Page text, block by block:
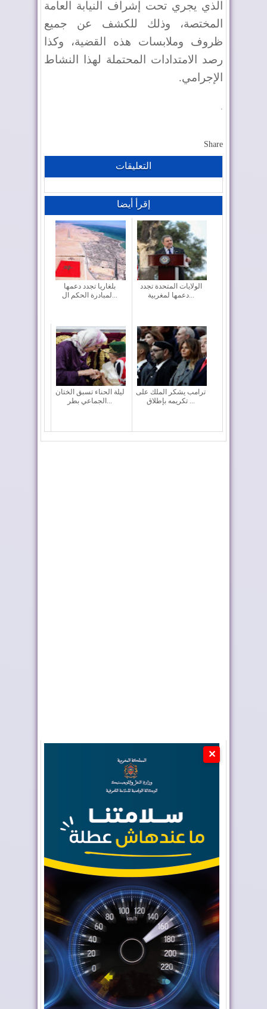
الذي يجري تحت إشراف النيابة العامة
المختصة، وذلك للكشف عن جميع
ظروف وملابسات هذه القضية، وكذا
رصد الامتدادات المحتملة لهذا النشاط
الإجرامي.
Share
التعليقات
إقرأ أيضا
بلغاريا تجدد دعمها
لمبادرة الحكم ال...
الولايات المتحدة تجدد
دعمها لمغربية...
ليلة الحناء تسبق الختان
الجماعي بطر...
ترامب يشكر الملك على
تكريمه بإطلاق ...
✕